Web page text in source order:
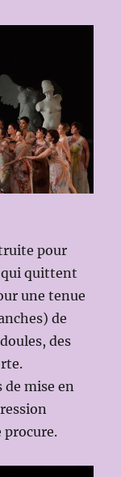
pour
qui quittent
une tenue
de
des
mise en
procure.